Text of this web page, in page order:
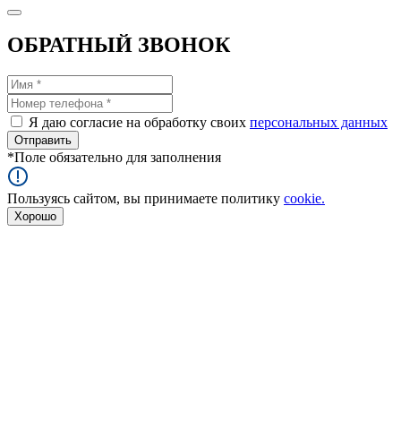
ОБРАТНЫЙ ЗВОНОК
Я даю согласие на обработку своих персональных данных
*Поле обязательно для заполнения
Пользуясь сайтом, вы принимаете политику cookie.
Хорошо